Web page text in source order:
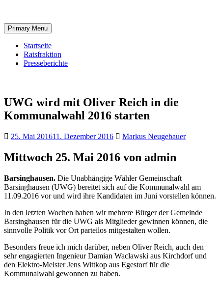
content
Primary Menu
Startseite
Ratsfraktion
Presseberichte
UWG wird mit Oliver Reich in die
Kommunalwahl 2016 starten
25. Mai 201611. Dezember 2016 Markus Neugebauer
Mittwoch 25. Mai 2016 von admin
Barsinghausen. Die Unabhängige Wähler Gemeinschaft
Barsinghausen (UWG) bereitet sich auf die Kommunalwahl am
11.09.2016 vor und wird ihre Kandidaten im Juni vorstellen können.
In den letzten Wochen haben wir mehrere Bürger der Gemeinde
Barsinghausen für die UWG als Mitglieder gewinnen können, die
sinnvolle Politik vor Ort parteilos mitgestalten wollen.
Besonders freue ich mich darüber, neben Oliver Reich, auch den
sehr engagierten Ingenieur Damian Waclawski aus Kirchdorf und
den Elektro-Meister Jens Wittkop aus Egestorf für die
Kommunalwahl gewonnen zu haben.